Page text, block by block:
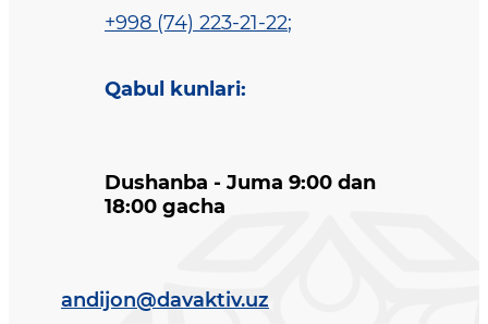
+998 (74) 223-21-22;
Qabul kunlari:
Dushanba - Juma 9:00 dan
18:00 gacha
andijon@davaktiv.uz